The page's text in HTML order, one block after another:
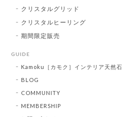
クリスタルグリッド
クリスタルヒーリング
期間限定販売
GUIDE
Kamoku［カモク］インテリア天然
BLOG
COMMUNITY
MEMBERSHIP